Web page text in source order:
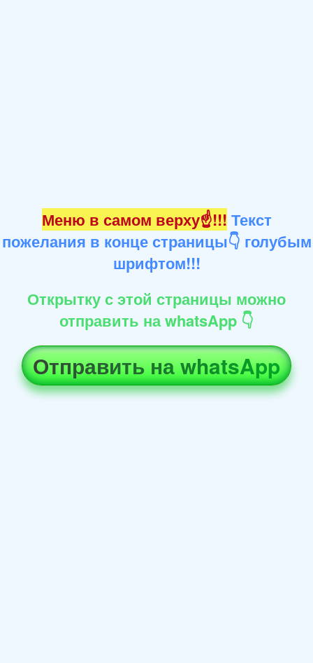
Меню в самом верху☝!!! Текст
пожелания в конце страницы👇 голубым
шрифтом!!!
Открытку с этой страницы можно
отправить на whatsApp 👇
Отправить на whatsApp